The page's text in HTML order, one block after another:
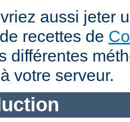
aussi jeter
recettes de
différentes
votre serveur.